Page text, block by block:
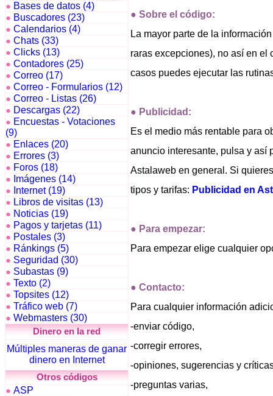
● Bases de datos (4)
● Buscadores (23)
● Calendarios (4)
● Chats (33)
● Clicks (13)
● Contadores (25)
● Correo (17)
● Correo - Formularios (12)
● Correo - Listas (26)
● Descargas (22)
● Encuestas - Votaciones
(9)
● Enlaces (20)
● Errores (3)
● Foros (18)
● Imágenes (14)
● Internet (19)
● Libros de visitas (13)
● Noticias (19)
● Pagos y tarjetas (11)
● Postales (3)
● Ránkings (5)
● Seguridad (30)
● Subastas (9)
● Texto (2)
● Topsites (12)
● Tráfico web (7)
● Webmasters (30)
Dinero en la red
Múltiples maneras de ganar
dinero en Internet
Otros códigos
● ASP
● Sobre el código:
La mayor parte de la
raras excepciones), no así en el
casos puedes ejecutar las
● Publicidad:
Es el medio más rentable para
anuncio interesante, pulsa y así
Astalaweb en general. Si
tipos y tarifas: Publicidad en
● Para empezar:
Para empezar elige cualquier
● Contacto:
Para cualquier información
-enviar código,
-corregir errores,
-opiniones, sugerencias y
-preguntas varias,